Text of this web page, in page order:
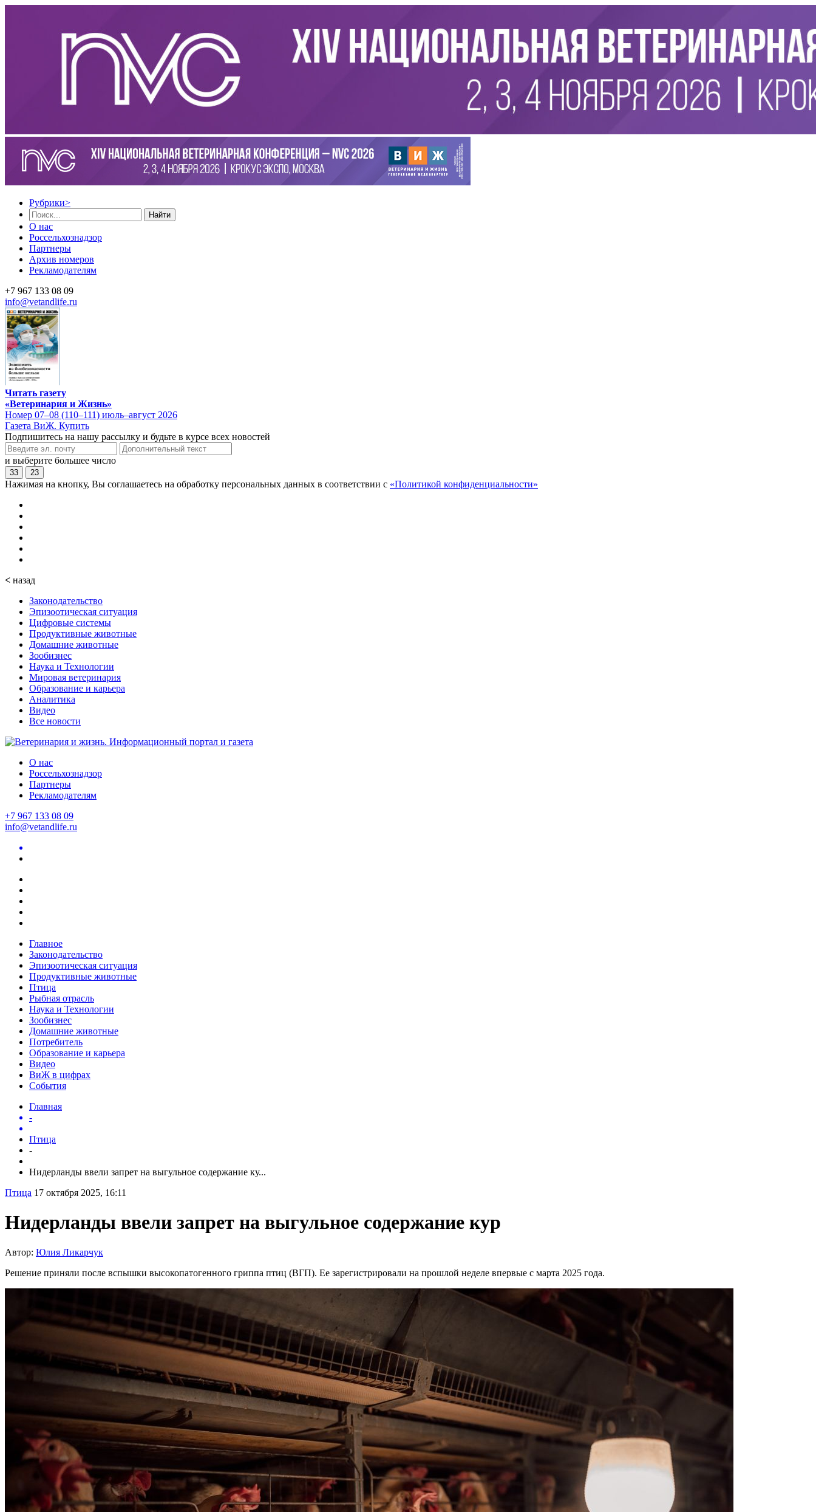
Рубрики>
Найти
О нас
Россельхознадзор
Партнеры
Архив номеров
Рекламодателям
+7 967 133 08 09
info@vetandlife.ru
Читать газету
«Ветеринария и Жизнь»
Номер 07–08 (110–111) июль–август 2026
Газета ВиЖ. Купить
Подпишитесь на нашу рассылку и будьте в курсе всех новостей
и выберите большее число
33 23
Нажимая на кнопку, Вы соглашаетесь на обработку персональных данных в соответствии с «Политикой конфиденциальности»
< назад
Законодательство
Эпизоотическая ситуация
Цифровые системы
Продуктивные животные
Домашние животные
Зообизнес
Наука и Технологии
Мировая ветеринария
Образование и карьера
Аналитика
Видео
Все новости
О нас
Россельхознадзор
Партнеры
Рекламодателям
+7 967 133 08 09
info@vetandlife.ru
Главное
Законодательство
Эпизоотическая ситуация
Продуктивные животные
Птица
Рыбная отрасль
Наука и Технологии
Зообизнес
Домашние животные
Потребитель
Образование и карьера
Видео
ВиЖ в цифрах
События
Главная
-
Птица
-
Нидерланды ввели запрет на выгульное содержание ку...
Птица 17 октября 2025, 16:11
Нидерланды ввели запрет на выгульное содержание кур
Автор: Юлия Ликарчук
Решение приняли после вспышки высокопатогенного гриппа птиц (ВГП). Ее зарегистрировали на прошлой неделе впервые с марта 2025 года.